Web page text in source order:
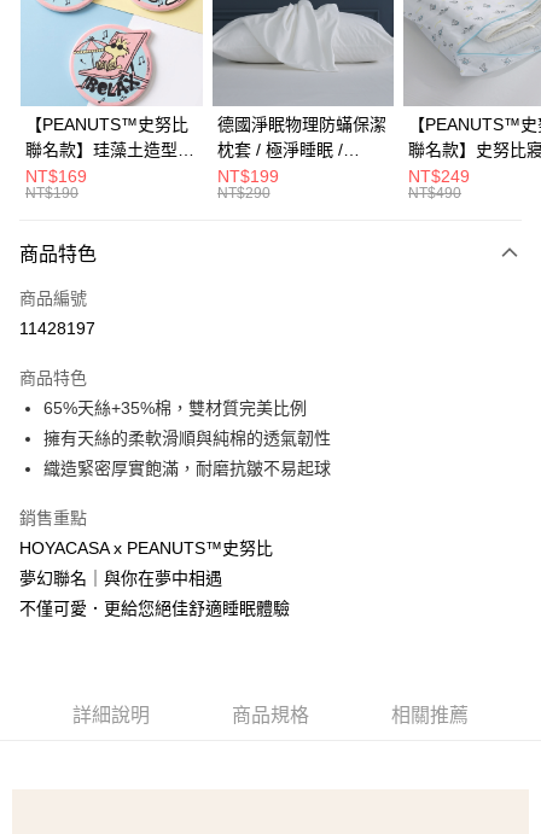
合作金庫商業銀行
第一商業銀行
華南商業銀行
彰化商業銀行
上海商業儲蓄銀行
台北富邦商業銀行
國泰世華商業銀行
臺灣中小企業銀行
台中商業銀行
匯豐（台灣）商業銀行
華泰商業銀行
聯邦商業銀行
遠東國際商業銀行
元大商業銀行
台灣樂天信用卡公司
超商取貨付款
LINE Pay
Apple Pay
街口支付
悠遊付
Google Pay
全盈+PAY
大哥付你分期
【大哥付你分期使用說明】
1.本服務由台灣大哥大提供，台灣大哥大用戶可立即使用無須另外申請。
2.付款方式選擇「大哥付你分期」，訂單成立後會自動跳轉到大哥付的交易
成交易。
4.訂單成立30分鐘內，如未前往確認交易或遇審核未通過，訂單將自動取
消。如遇「轉專審核」未通過狀況，表示未達大哥付你分期系統評分，恕無
【繳款方式說明】
1.分期款項不併入電信帳單，「大哥付你分期」於每月結算日後寄送繳費提
【注意事項】
AFTEE先享後付
相關說明
【關於「AFTEE先享後付」】
便利好安心！
１．簡單：不需註冊會員、不需綁卡、不需儲值。
２．便利：只要手機號碼，簡訊認證，即可結帳。
３．安心：先確認商品／服務後，再付款。
【「AFTEE先享後付」結帳流程】
３．收到繳費通知簡訊後14天內，點擊此簡訊中的連結，可透過四大超商／
ATM／網路銀行／等多元方式進行付款，方視為交易完成。
ATM付款
貨到付款
運送方式
付款後全家取貨
【PEANUTS™史努比
聯名款】珪藻土造型杯
墊 / 多款任選 /
HOYACASA
NT$169
NT$190
德國淨眠物理防蟎保潔
枕套 / 極淨睡眠 /
HOYACASA
NT$199
NT$290
【PEANUTS™
聯名款】史努比
衣袋 /
NT$249
NT$490
商品特色
商品編號
11428197
商品特色
65%天絲+35%棉，雙材質完美比例
擁有天絲的柔軟滑順與純棉的透氣韌性
織造緊密厚實飽滿，耐磨抗皺不易起球
銷售重點
HOYACASA x PEANUTS™史努比
夢幻聯名｜與你在夢中相遇
不僅可愛．更給您絕佳舒適睡眠體驗
詳細說明 商品規格 相關推薦